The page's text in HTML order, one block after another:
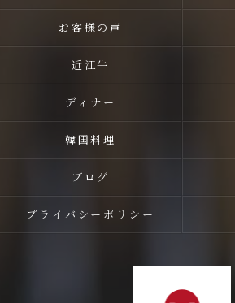
お客様の声
近江牛
ディナー
韓国料理
ブログ
プライバシーポリシー